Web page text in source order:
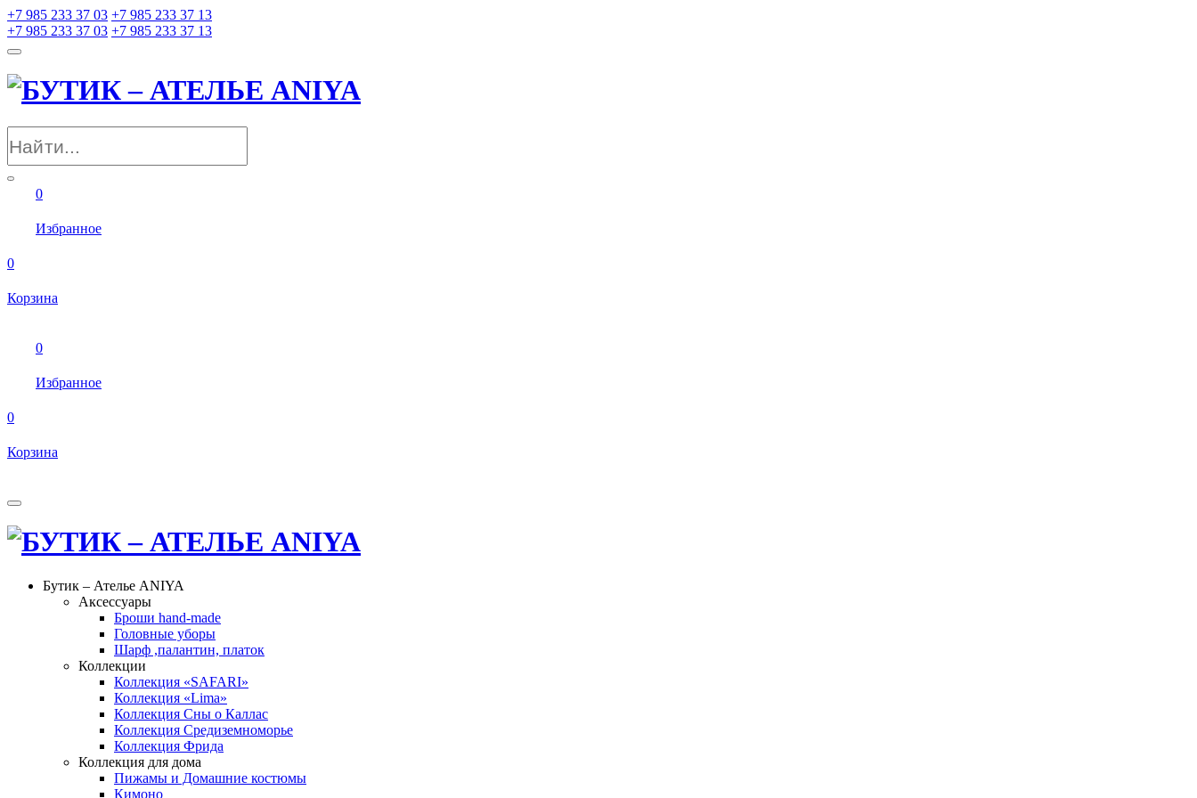
+7 985 233 37 03 +7 985 233 37 13
+7 985 233 37 03 +7 985 233 37 13
0
Избранное
0
Корзина
0
Избранное
0
Корзина
Бутик – Ателье ANIYA
Аксессуары
Броши hand-made
Головные уборы
Шарф ,палантин, платок
Коллекции
Коллекция «SAFARI»
Коллекция «Lima»
Коллекция Сны о Каллас
Коллекция Средиземноморье
Коллекция Фрида
Коллекция для дома
Пижамы и Домашние костюмы
Кимоно